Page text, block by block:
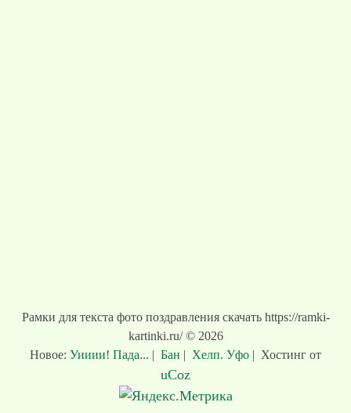
Рамки для текста фото поздравления скачать https://ramki-
kartinki.ru/ © 2026
Новое: Уииии! Пада... | Бан | Хелп. Уфо | Хостинг от
uCoz